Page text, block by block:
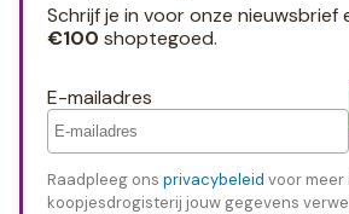
Schrijf je in voor onze nieuwsbrief
€100 shoptegoed.
E-mailadres
Raadpleeg ons privacybeleid voor meer
koopjesdrogisterij jouw gegevens